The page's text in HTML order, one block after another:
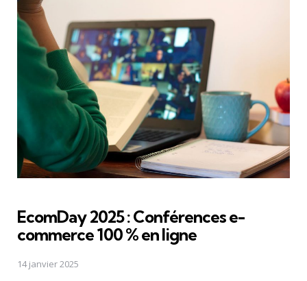
EcomDay 2025 : Conférences e-
commerce 100 % en ligne
14 janvier 2025